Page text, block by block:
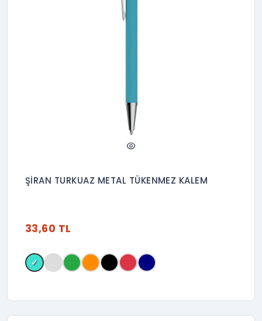
ŞİRAN TURKUAZ METAL TÜKENMEZ KALEM
33,60 TL
✓